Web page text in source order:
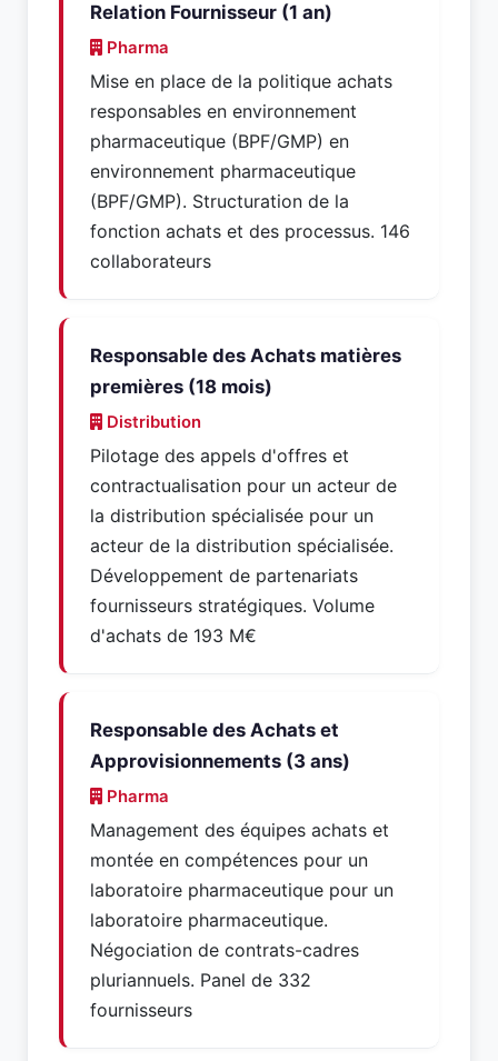
Relation Fournisseur (1 an)
Pharma
Mise en place de la politique achats
responsables en environnement
pharmaceutique (BPF/GMP) en
environnement pharmaceutique
(BPF/GMP). Structuration de la
fonction achats et des processus. 146
collaborateurs
Responsable des Achats matières
premières (18 mois)
Distribution
Pilotage des appels d'offres et
contractualisation pour un acteur de
la distribution spécialisée pour un
acteur de la distribution spécialisée.
Développement de partenariats
fournisseurs stratégiques. Volume
d'achats de 193 M€
Responsable des Achats et
Approvisionnements (3 ans)
Pharma
Management des équipes achats et
montée en compétences pour un
laboratoire pharmaceutique pour un
laboratoire pharmaceutique.
Négociation de contrats-cadres
pluriannuels. Panel de 332
fournisseurs